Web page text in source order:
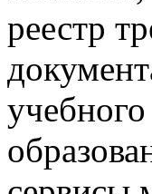
реестр